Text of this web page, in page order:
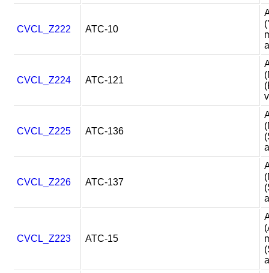
CVCL_Z222 ATC-10
CVCL_Z224 ATC-121
CVCL_Z225 ATC-136
CVCL_Z226 ATC-137
CVCL_Z223 ATC-15